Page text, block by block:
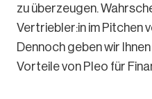
zu überzeugen.
Vertriebler:in im Pitchen
Dennoch geben wir
Vorteile von Pleo für